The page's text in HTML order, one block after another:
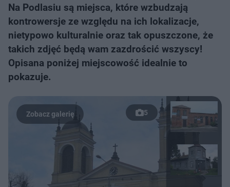
Na Podlasiu są miejsca, które wzbudzają
kontrowersje ze względu na ich lokalizacje,
nietypowo kulturalnie oraz tak opuszczone, że
takich zdjęć będą wam zazdrościć wszyscy!
Opisana poniżej miejscowość idealnie to
pokazuje.
5